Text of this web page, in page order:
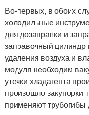
Во-первых, в обоих
холодильные
для дозаправки и
заправочный цилиндр
удаления воздуха и
модуля необходим
утечки хладагента
произошло закупорки
применяют трубогибы